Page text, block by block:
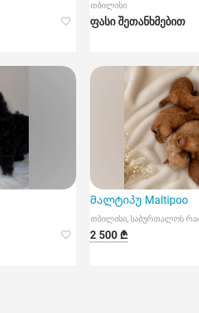
თბილისი
ფასი შეთანხმებით
Მალტიპუ Maltipoo
თბილისი, საბურთალოს
2 500 ₾